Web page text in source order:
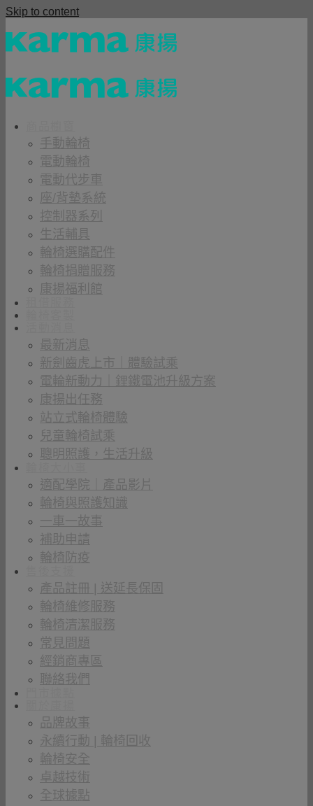
Skip to content
手動輪椅
電動輪椅
電動代步車
座/背墊系統
控制器系列
生活輔具
輪椅選購配件
輪椅捐贈服務
康揚福利館
最新消息
新劍齒虎上市｜體驗試乘
電輪新動力｜鋰鐵電池升級方案
康揚出任務
站立式輪椅體驗
兒童輪椅試乘
聰明照護，生活升級
適配學院｜產品影片
輪椅與照護知識
一車一故事
補助申請
輪椅防疫
產品註冊 | 送延長保固
輪椅維修服務
輪椅清潔服務
常見問題
經銷商專區
聯絡我們
品牌故事
永續行動 | 輪椅回收
輪椅安全
卓越技術
全球據點